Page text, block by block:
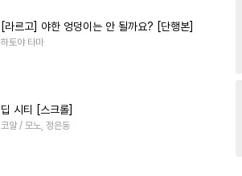
[라르고] 야한 엉덩이는 안 될까요? [단행본]
하토야 타마
딥 시티 [스크롤]
코알 / 모노, 정은동